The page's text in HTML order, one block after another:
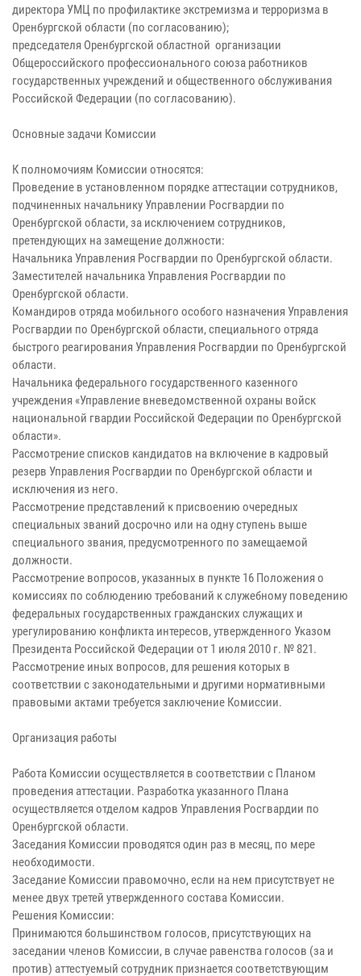
директора УМЦ по профилактике экстремизма и терроризма в
Оренбургской области (по согласованию);
председателя Оренбургской областной организации
Общероссийского профессионального союза работников
государственных учреждений и общественного обслуживания
Российской Федерации (по согласованию).
Основные задачи Комиссии
К полномочиям Комиссии относятся:
Проведение в установленном порядке аттестации сотрудников,
подчиненных начальнику Управлении Росгвардии по
Оренбургской области, за исключением сотрудников,
претендующих на замещение должности:
Начальника Управления Росгвардии по Оренбургской области.
Заместителей начальника Управления Росгвардии по
Оренбургской области.
Командиров отряда мобильного особого назначения Управления
Росгвардии по Оренбургской области, специального отряда
быстрого реагирования Управления Росгвардии по Оренбургской
области.
Начальника федерального государственного казенного
учреждения «Управление вневедомственной охраны войск
национальной гвардии Российской Федерации по Оренбургской
области».
Рассмотрение списков кандидатов на включение в кадровый
резерв Управления Росгвардии по Оренбургской области и
исключения из него.
Рассмотрение представлений к присвоению очередных
специальных званий досрочно или на одну ступень выше
специального звания, предусмотренного по замещаемой
должности.
Рассмотрение вопросов, указанных в пункте 16 Положения о
комиссиях по соблюдению требований к служебному поведению
федеральных государственных гражданских служащих и
урегулированию конфликта интересов, утвержденного Указом
Президента Российской Федерации от 1 июля 2010 г. № 821.
Рассмотрение иных вопросов, для решения которых в
соответствии с законодательными и другими нормативными
правовыми актами требуется заключение Комиссии.
Организация работы
Работа Комиссии осуществляется в соответствии с Планом
проведения аттестации. Разработка указанного Плана
осуществляется отделом кадров Управления Росгвардии по
Оренбургской области.
Заседания Комиссии проводятся один раз в месяц, по мере
необходимости.
Заседание Комиссии правомочно, если на нем присутствует не
менее двух третей утвержденного состава Комиссии.
Решения Комиссии:
Принимаются большинством голосов, присутствующих на
заседании членов Комиссии, в случае равенства голосов (за и
против) аттестуемый сотрудник признается соответствующим